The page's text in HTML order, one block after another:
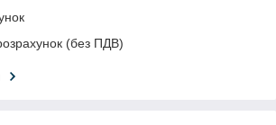
(без ПДВ)